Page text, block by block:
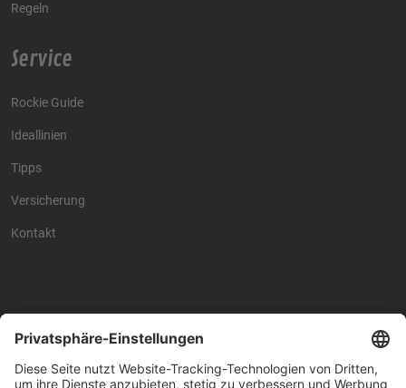
Regeln
Service
Rockie Guide
Ideallinien
Tipps
Versicherung
Kontakt